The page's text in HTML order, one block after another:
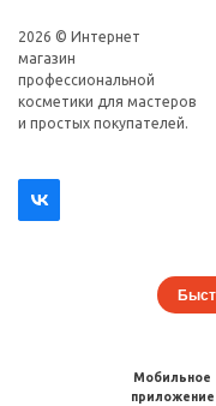
2026 © Интернет
магазин
профеcсиональной
косметики для мастеров
и простых покупателей.
Мобильное
приложение